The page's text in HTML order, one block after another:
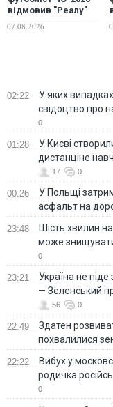
відмовив "Реалу"
"Барселону"
07.08.2026
02:22
У яких
свідоцтво про
0
01:28
У Києві
дистанціне
17 0
00:26
У Польщі
асфальт на
23:48
Шість хвилин
може знищувати
0
23:21
Україна не
— Зеленський
56 0
22:49
Здатен
похвалилися
22:22
Вибух у
родичка
0